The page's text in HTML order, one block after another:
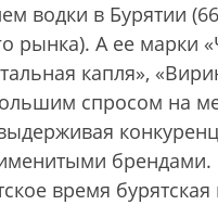
водки в Бурятии
рынка). А ее марки
кап­ля»,
спросом на
брендами.
время бурятская